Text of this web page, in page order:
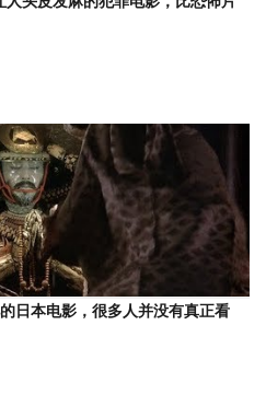
日本电影，很多人并没有真正看